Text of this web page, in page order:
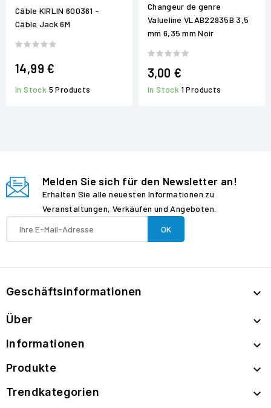
Câble KIRLIN 600361 -
Câble Jack 6M
14,99 €
In Stock 5 Products
Changeur de genre
Valueline VLAB22935B 3,5
mm 6,35 mm Noir
3,00 €
In Stock 1 Products
Melden Sie sich für den Newsletter an!
Erhalten Sie alle neuesten Informationen zu
Veranstaltungen, Verkäufen und Angeboten.
Geschäftsinformationen 
Über 
Informationen 
Produkte 
Trendkategorien 